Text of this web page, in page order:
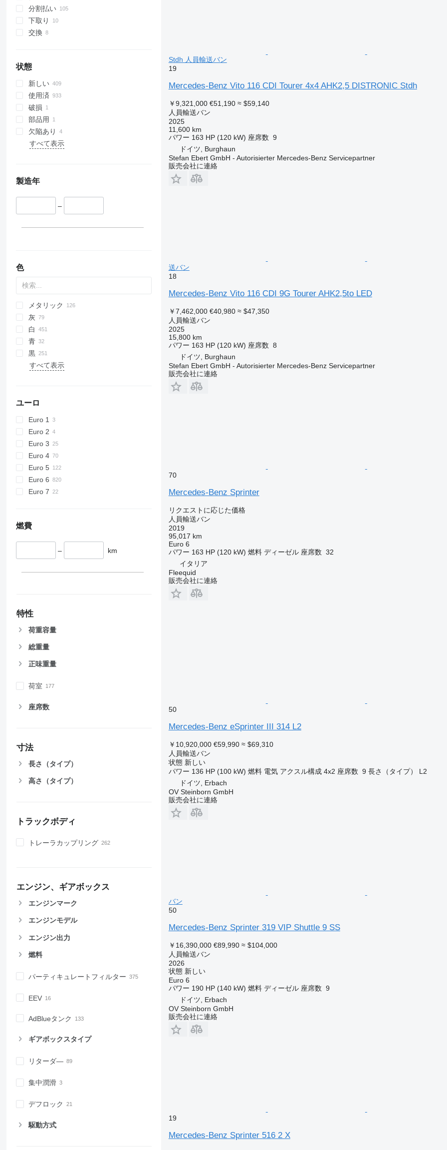
Sprinter City 45
分割払い
下取り
交換
状態
新しい
使用済
破損
部品用
欠陥あり
すべて表示
製造年
–
色
メタリック
灰
白
青
黒
すべて表示
ユーロ
Euro 1
Euro 2
Euro 3
Euro 4
Euro 5
Euro 6
Euro 7
燃費
– km
特性
荷重容量
総重量
正味重量
荷室
座席数
寸法
長さ（タイプ）
高さ（タイプ）
トラックボディ
トレーラカップリング
エンジン、ギアボックス
エンジンマーク
エンジンモデル
エンジン出力
燃料
パーティキュレートフィルター
EEV
AdBlueタンク
ギアボックスタイプ
リターダ―
集中潤滑
デフロック
駆動方式
Stdh 人員輸送バン
19
Mercedes-Benz Vito 116 CDI Tourer 4x4 AHK2,5 DISTRONIC Stdh
￥9,321,000 €51,190 ≈ $59,140
人員輸送バン
2025
11,600 km
パワー 163 HP (120 kW) 座席数 9
ドイツ, Burghaun
Stefan Ebert GmbH - Autorisierter Mercedes-Benz Servicepartner
販売会社に連絡
送バン
18
Mercedes-Benz Vito 116 CDI 9G Tourer AHK2,5to LED
￥7,462,000 €40,980 ≈ $47,350
人員輸送バン
2025
15,800 km
パワー 163 HP (120 kW) 座席数 8
ドイツ, Burghaun
Stefan Ebert GmbH - Autorisierter Mercedes-Benz Servicepartner
販売会社に連絡
70
Mercedes-Benz Sprinter
リクエストに応じた価格
人員輸送バン
2019
95,017 km
Euro 6
パワー 163 HP (120 kW) 燃料 ディーゼル 座席数 32
イタリア
Fleequid
販売会社に連絡
50
Mercedes-Benz eSprinter III 314 L2
￥10,920,000 €59,990 ≈ $69,310
人員輸送バン
状態新しい
パワー 136 HP (100 kW) 燃料 電気 アクスル構成 4x2 座席数 9 長さ（タイプ）
L2
ドイツ, Erbach
OV Steinborn GmbH
販売会社に連絡
バン
50
Mercedes-Benz Sprinter 319 VIP Shuttle 9 SS
￥16,390,000 €89,990 ≈ $104,000
人員輸送バン
2026
状態新しい
Euro 6
パワー 190 HP (140 kW) 燃料 ディーゼル 座席数 9
ドイツ, Erbach
OV Steinborn GmbH
販売会社に連絡
19
Mercedes-Benz Sprinter 516 2 X